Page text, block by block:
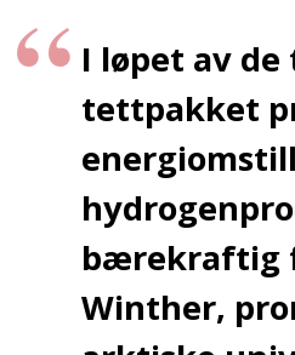
I løpet av
tettpakket
bærekraftig
Winther,